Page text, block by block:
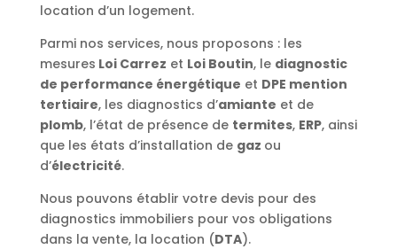
location d’un logement.
Parmi nos services, nous proposons : les
mesures Loi Carrez et Loi Boutin, le diagnostic
de performance énergétique et DPE mention
tertiaire, les diagnostics d’amiante et de
plomb, l’état de présence de termites, ERP, ainsi
que les états d’installation de gaz ou
d’électricité.
Nous pouvons établir votre devis pour des
diagnostics immobiliers pour vos obligations
dans la vente, la location (DTA).